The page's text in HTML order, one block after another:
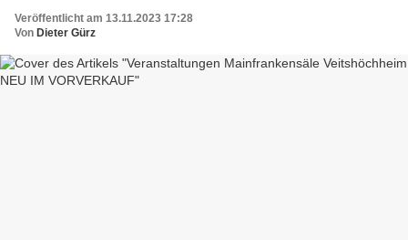
Veröffentlicht am 13.11.2023 17:28
Von Dieter Gürz